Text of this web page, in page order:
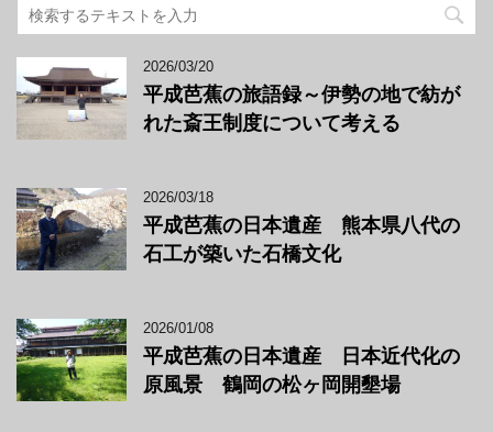
2026/03/20
平成芭蕉の旅語録～伊勢の地で紡が
れた斎王制度について考える
2026/03/18
平成芭蕉の日本遺産 熊本県八代の
石工が築いた石橋文化
2026/01/08
平成芭蕉の日本遺産 日本近代化の
原風景 鶴岡の松ヶ岡開墾場